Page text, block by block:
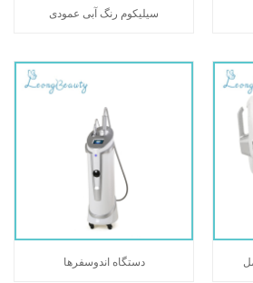
سیلیکوم رنگ آبی عمودی
دستگاه اندوسفرها